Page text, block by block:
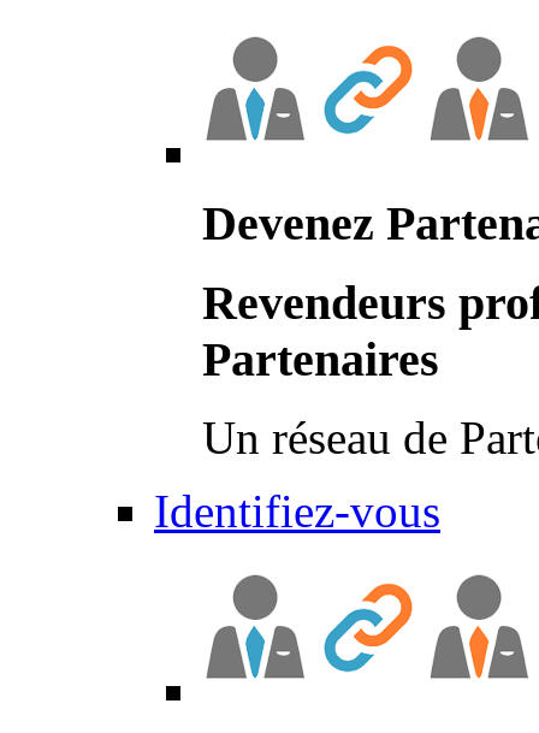
Devenez
Revendeurs
Partenaires
Un réseau de
Identifiez-vous